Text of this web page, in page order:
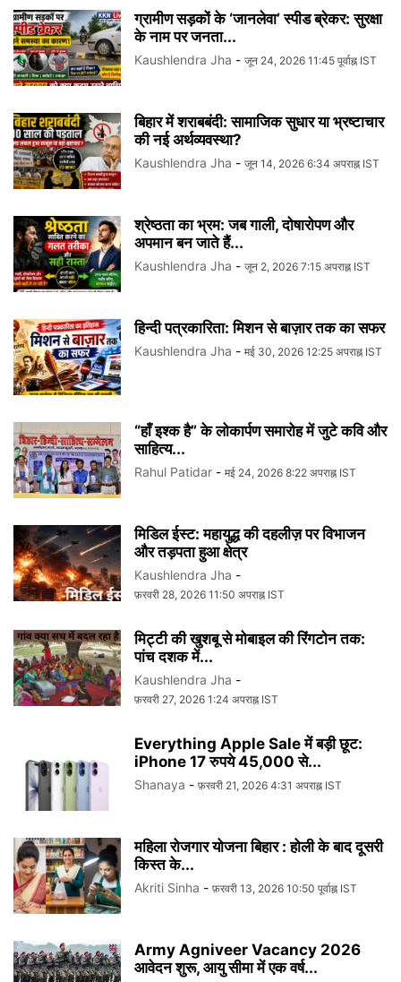
ग्रामीण सड़कों के ‘जानलेवा’ स्पीड ब्रेकर: सुरक्षा
के नाम पर जनता...
Kaushlendra Jha - जून 24, 2026 11:45 पूर्वाह्न IST
बिहार में शराबबंदी: सामाजिक सुधार या भ्रष्टाचार
की नई अर्थव्यवस्था?
Kaushlendra Jha - जून 14, 2026 6:34 अपराह्न IST
श्रेष्ठता का भ्रम: जब गाली, दोषारोपण और
अपमान बन जाते हैं...
Kaushlendra Jha - जून 2, 2026 7:15 अपराह्न IST
हिन्दी पत्रकारिता: मिशन से बाज़ार तक का सफर
Kaushlendra Jha - मई 30, 2026 12:25 अपराह्न IST
“हाँ इश्क है” के लोकार्पण समारोह में जुटे कवि और
साहित्य...
Rahul Patidar - मई 24, 2026 8:22 अपराह्न IST
मिडिल ईस्ट: महायुद्ध की दहलीज़ पर विभाजन
और तड़पता हुआ क्षेत्र
Kaushlendra Jha -
फ़रवरी 28, 2026 11:50 अपराह्न IST
मिट्टी की खुशबू से मोबाइल की रिंगटोन तक:
पांच दशक में...
Kaushlendra Jha -
फ़रवरी 27, 2026 1:24 अपराह्न IST
Everything Apple Sale में बड़ी छूट:
iPhone 17 रुपये 45,000 से...
Shanaya - फ़रवरी 21, 2026 4:31 अपराह्न IST
महिला रोजगार योजना बिहार : होली के बाद दूसरी
किस्त के...
Akriti Sinha - फ़रवरी 13, 2026 10:50 पूर्वाह्न IST
Army Agniveer Vacancy 2026
आवेदन शुरू, आयु सीमा में एक वर्ष...